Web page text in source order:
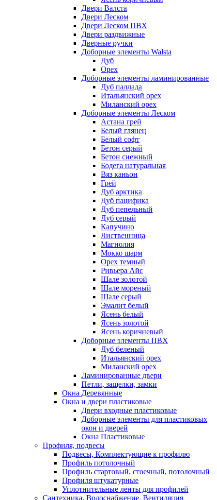
Двери Валста
Двери Леском
Двери Леском ПВХ
Двери раздвижные
Дверные ручки
Доборные элементы Walsta
Дуб
Орех
Доборные элементы ламинированные
Дуб паллада
Итальянский орех
Миланский орех
Доборные элементы Леском
Астана грей
Белый глянец
Белый софт
Бетон серый
Бетон снежный
Бодега натуральная
Вяз каньон
Грей
Дуб арктика
Дуб пацифика
Дуб пепельный
Дуб серый
Капучино
Лиственница
Магнолия
Мокко шарм
Орех темный
Ривьера Айс
Шале золотой
Шале мореный
Шале серый
Эмалит белый
Ясень белый
Ясень золотой
Ясень коричневый
Доборные элементы ПВХ
Дуб беленый
Итальянский орех
Миланский орех
Ламинированные двери
Петли, защелки, замки
Окна Деревянные
Окна и двери пластиковые
Двери входные пластиковые
Доборные элементы для пластиковых
окон и дверей
Окна Пластиковые
Профиля, подвесы
Подвесы, Комплектующие к профилю
Профиль потолочный
Профиль стартовый, стоечный, потолочный
Профиля штукатурные
Уплотнительные ленты для профилей
Сантехника, Водоснабжение, Вентиляция